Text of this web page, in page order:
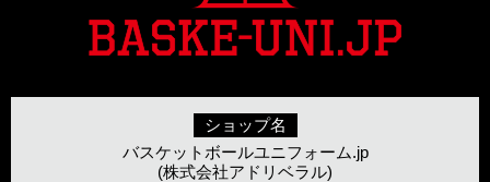
ショップ名
バスケットボールユニフォーム.jp
(株式会社アドリベラル)